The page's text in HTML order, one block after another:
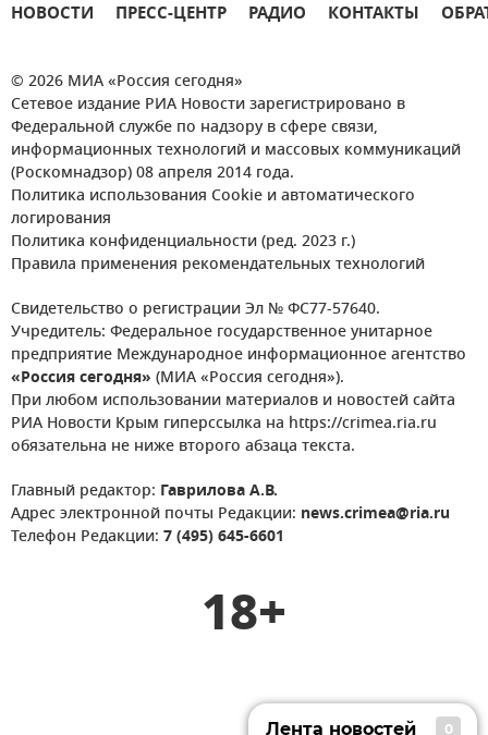
НОВОСТИ ПРЕСС-ЦЕНТР РАДИО КОНТАКТЫ
© 2026 МИА «Россия сегодня»
Сетевое издание РИА Новости зарегистрировано в
Федеральной службе по надзору в сфере связи,
информационных технологий и массовых коммуникаций
(Роскомнадзор) 08 апреля 2014 года.
Политика использования Cookie и автоматического
логирования
Политика конфиденциальности (ред. 2023 г.)
Правила применения рекомендательных технологий
Свидетельство о регистрации Эл № ФС77-57640.
Учредитель: Федеральное государственное унитарное
предприятие Международное информационное агентство
«Россия сегодня» (МИА «Россия сегодня»).
При любом использовании материалов и новостей сайта
РИА Новости Крым гиперссылка на https://crimea.ria.ru
обязательна не ниже второго абзаца текста.
Главный редактор: Гаврилова А.В.
Адрес электронной почты Редакции: news.crimea@ria.ru
Телефон Редакции: 7 (495) 645-6601
18+
Лента новостей 0